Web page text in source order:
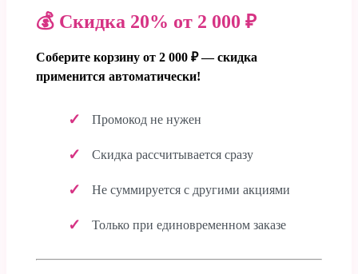
💰 Скидка 20% от 2 000 ₽
Соберите корзину от 2 000 ₽ — скидка
применится автоматически!
Промокод не нужен
Скидка рассчитывается сразу
Не суммируется с другими акциями
Только при единовременном заказе